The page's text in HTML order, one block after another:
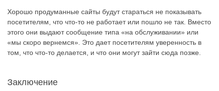
Хорошо продуманные сайты будут стараться не показывать
посетителям, что что-то не работает или пошло не так. Вместо
этого они выдают сообщение типа «на обслуживании» или
«мы скоро вернемся». Это дает посетителям уверенность в
том, что что-то делается, и что они могут зайти сюда позже.
Заключение